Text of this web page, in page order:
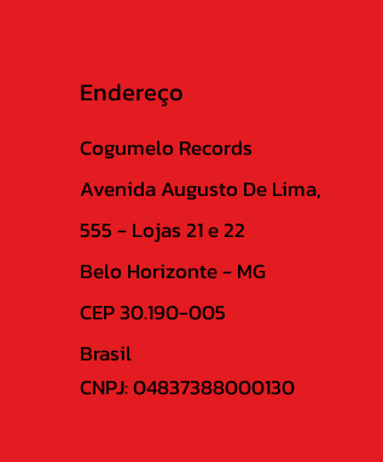
Endereço
Cogumelo Records
Avenida Augusto De Lima,
555 - Lojas 21 e 22
Belo Horizonte - MG
CEP 30.190-005
Brasil
CNPJ: 04837388000130